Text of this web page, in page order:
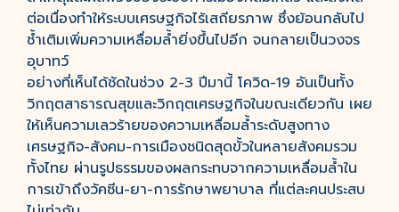
ต่อเนื่องทำให้ระบบเศรษฐกิจไร้เสถียรภาพ ซึ่งย้อนกลับไป
ซ้ำเติมเพิ่มความเหลื่อมล้ำยิ่งขึ้นไปอีก จนกลายเป็นวงจร
อุบาทว์
อย่างที่เห็นได้ชัดในช่วง 2-3 ปีมานี้ โควิด-19 อันเป็นทั้ง
วิกฤตสาธารณสุขและวิกฤตเศรษฐกิจในขณะเดียวกัน เผย
ให้เห็นความเลวร้ายของความเหลื่อมล้ำระดับสูงทาง
เศรษฐกิจ-สังคม-การเมืองชนิดสุดขั้วในหลายสังคมรวม
ทั้งไทย ผ่านรูปธรรมของผลกระทบจากความเหลื่อมล้ำใน
การเข้าถึงวัคซีน-ยา-การรักษาพยาบาล ที่แต่ละคนประสบ